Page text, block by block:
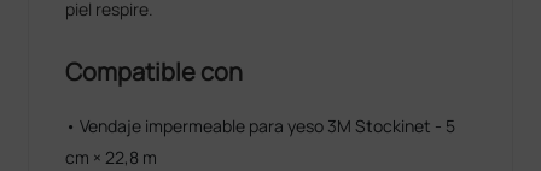
piel respire.
Compatible con
• Vendaje impermeable para yeso 3M Stockinet - 5
cm × 22,8 m